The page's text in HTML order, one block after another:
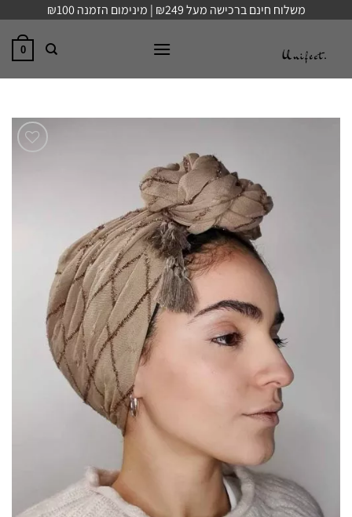
content
משלוח חינם ברכישה מעל ₪249 | מינימום הזמנה ₪100
0